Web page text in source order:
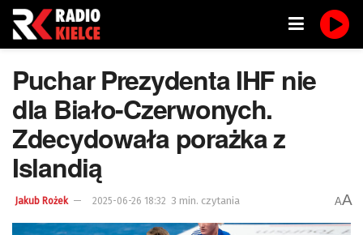
Puchar Prezydenta IHF nie
dla Biało-Czerwonych.
Zdecydowała porażka z
Islandią
Jakub Rożek 2025-06-26 18:32 3 min. czytania AA